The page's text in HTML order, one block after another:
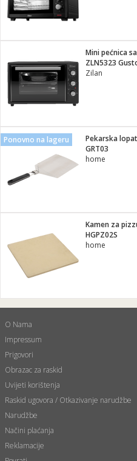
Mini pećnica
ZLN5323
Zilan
Ponovno na lageru
Pekarska
GRT03
home
HGPZ02S
home
O Nama
Impressum
Prigovori
Obrazac za raskid
Uvijeti korištenja
Raskid ugovora / Otkazivanje narudžbe
Narudžbe
Načini plaćanja
Reklamacije